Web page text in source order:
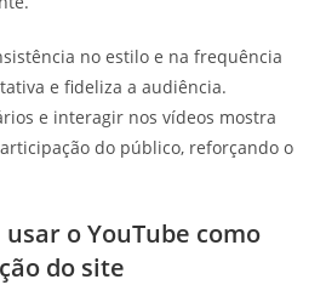
no estilo e na frequência
e fideliza a audiência.
e interagir nos vídeos mostra
do público, reforçando o
o YouTube como
do site